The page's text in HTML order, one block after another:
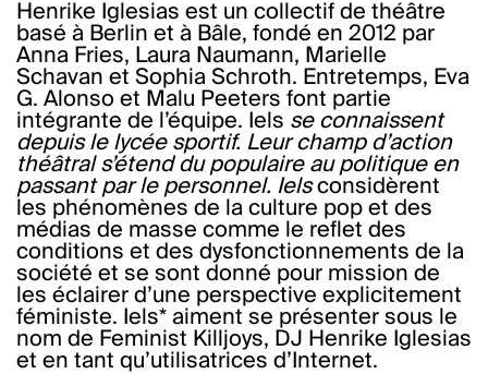
Henrike Iglesias est un collectif de théâtre
basé à Berlin et à Bâle, fondé en 2012 par
Anna Fries, Laura Naumann, Marielle
Schavan et Sophia Schroth. Entretemps, Eva
G. Alonso et Malu Peeters font partie
intégrante de l’équipe. Iels se connaissent
depuis le lycée sportif. Leur champ d’action
théâtral s’étend du populaire au politique en
passant par le personnel. Ielsconsidèrent
les phénomènes de la culture pop et des
médias de masse comme le reflet des
conditions et des dysfonctionnements de la
société et se sont donné pour mission de
les éclairer d’une perspective explicitement
féministe. Iels* aiment se présenter sous le
nom de Feminist Killjoys, DJ Henrike Iglesias
et en tant qu’utilisatrices d’Internet.